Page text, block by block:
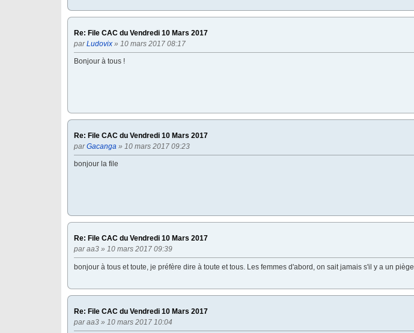
Re: File CAC du Vendredi 10 Mars 2017
parLudovix » 10 mars 2017 08:17
Bonjour à tous !
Re: File CAC du Vendredi 10 Mars 2017
parGacanga » 10 mars 2017 09:23
bonjour la file
Re: File CAC du Vendredi 10 Mars 2017
paraa3 » 10 mars 2017 09:39
bonjour à tous et toute, je préfère dire à toute et tous. Les femmes d'abord, on sait jamais s'il y a un piège
Re: File CAC du Vendredi 10 Mars 2017
paraa3 » 10 mars 2017 10:04